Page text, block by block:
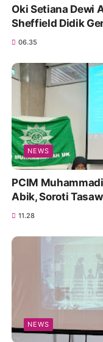
Oki Setiana Dewi
Sheffield Didik
06.35
NEWS
PCIM
Abik, Soroti
11.28
NEWS